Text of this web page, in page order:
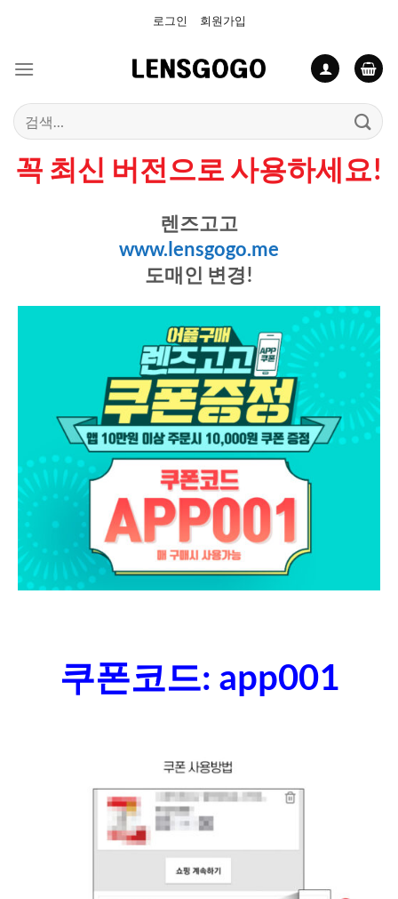
로그인 회원가입
검
색:
꼭 최신 버전으로 사용하세요!
렌즈고고
www.lensgogo.me
도매인 변경!
쿠폰코드: app001